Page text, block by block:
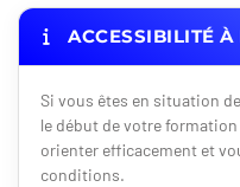
ACCESSIBILITÉ
Si vous êtes en situation
le début de votre
orienter efficacement et
conditions.